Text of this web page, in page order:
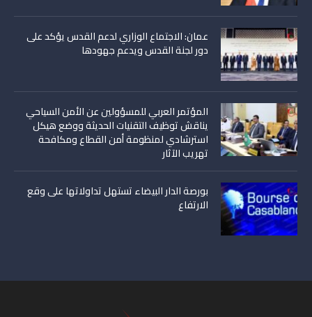
عمان: الاجتماع الوزاري لدعم القدس يؤكد على
دور لجنة القدس ويدعم جهودها
المؤتمر العربي للمسؤولين عن الأمن السياحي
يناقش توظيف التقنيات الحديثة ووضع هيكل
استرشادي لمنظومة أمن القطاع ومكافحة
تهريب الآثار
بورصة الدار البيضاء تستهل تداولاتها على وقع
الارتفاع